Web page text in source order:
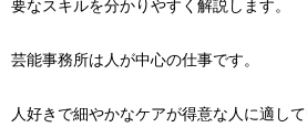
要なスキルを分かりやすく解説します。
芸能事務所は人が中心の仕事です。
人好きで細やかなケアが得意な人に適して